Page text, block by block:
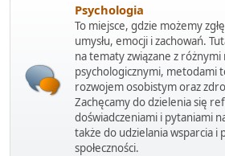
Psychologia
To miejsce, gdzie możemy
umysłu, emocji i zachowań.
na tematy związane z
psychologicznymi, metodami
rozwojem osobistym oraz
Zachęcamy do dzielenia się
doświadczeniami i pytaniami
także do udzielania wsparcia i
społeczności.